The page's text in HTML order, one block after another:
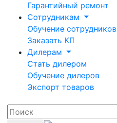
Гарантийный ремонт
Сотрудникам
Обучение сотрудников
Заказать КП
Дилерам
Стать дилером
Обучение дилеров
Экспорт товаров